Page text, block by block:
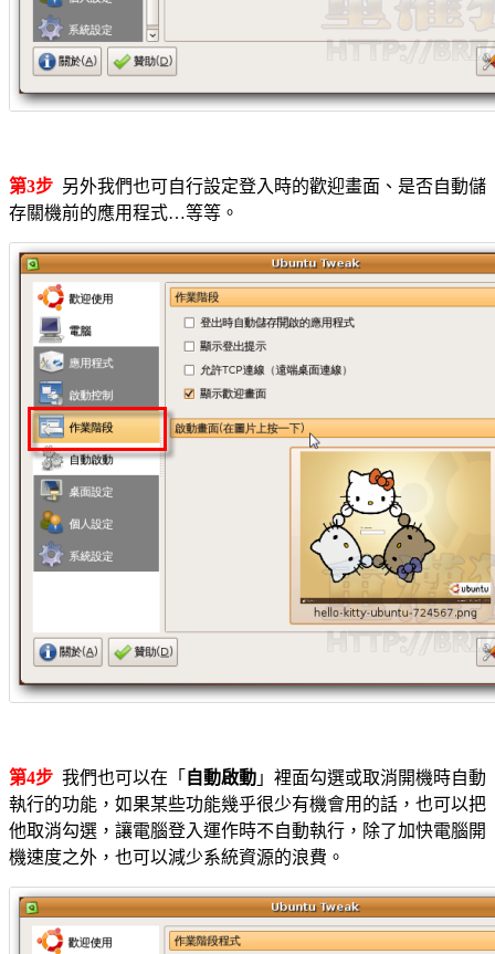
第3步 另外我們也可自行設定登入時的歡迎畫面、是否自動儲
存關機前的應用程式…等等。
第4步 我們也可以在「 自動啟動 」裡面勾選或取消開機時自動
執行的功能，如果某些功能幾乎很少有機會用的話，也可以把
他取消勾選，讓電腦登入運作時不自動執行，除了加快電腦開
機速度之外，也可以減少系統資源的浪費。